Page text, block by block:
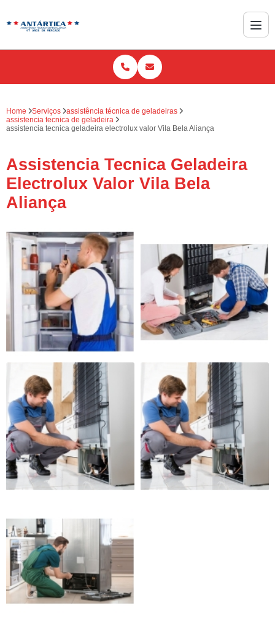
Home Serviços
assistência técnica de geladeiras
assistencia tecnica de geladeira
assistencia tecnica geladeira electrolux valor Vila Bela Aliança
Assistencia Tecnica Geladeira
Electrolux Valor Vila Bela
Aliança